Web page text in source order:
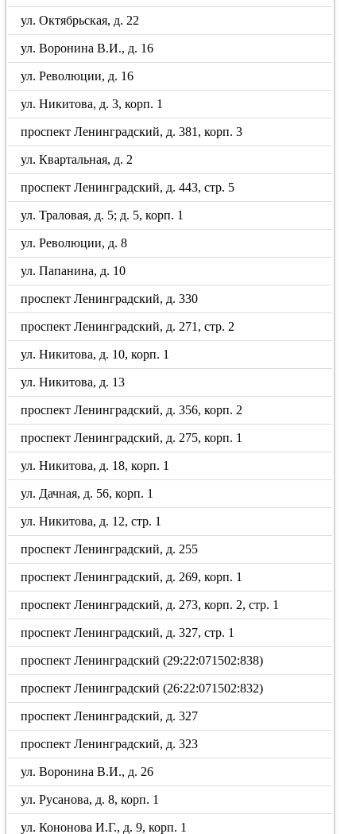
ул. Октябрьская, д. 22
ул. Воронина В.И., д. 16
ул. Революции, д. 16
ул. Никитова, д. 3, корп. 1
проспект Ленинградский, д. 381, корп. 3
ул. Квартальная, д. 2
проспект Ленинградский, д. 443, стр. 5
ул. Траловая, д. 5; д. 5, корп. 1
ул. Революции, д. 8
ул. Папанина, д. 10
проспект Ленинградский, д. 330
проспект Ленинградский, д. 271, стр. 2
ул. Никитова, д. 10, корп. 1
ул. Никитова, д. 13
проспект Ленинградский, д. 356, корп. 2
проспект Ленинградский, д. 275, корп. 1
ул. Никитова, д. 18, корп. 1
ул. Дачная, д. 56, корп. 1
ул. Никитова, д. 12, стр. 1
проспект Ленинградский, д. 255
проспект Ленинградский, д. 269, корп. 1
проспект Ленинградский, д. 273, корп. 2, стр. 1
проспект Ленинградский, д. 327, стр. 1
проспект Ленинградский (29:22:071502:838)
проспект Ленинградский (26:22:071502:832)
проспект Ленинградский, д. 327
проспект Ленинградский, д. 323
ул. Воронина В.И., д. 26
ул. Русанова, д. 8, корп. 1
ул. Кононова И.Г., д. 9, корп. 1